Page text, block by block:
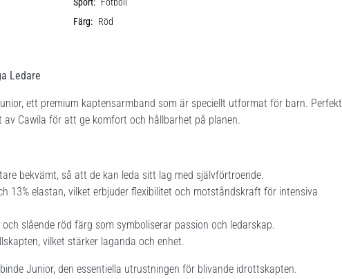
Sport: Fotboll
Färg: Röd
Ledare
ett premium kaptensarmband som är speciellt utformat för barn. Perfekt
Cawila för att ge komfort och hållbarhet på planen.
bekvämt, så att de kan leda sitt lag med självförtroende.
13% elastan, vilket erbjuder flexibilitet och motståndskraft för intensiva
slående röd färg som symboliserar passion och ledarskap.
vilket stärker laganda och enhet.
Junior, den essentiella utrustningen för blivande idrottskapten.